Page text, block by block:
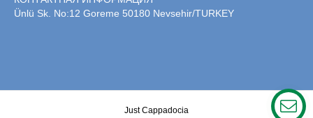
Ünlü Sk. No:12 Goreme 50180 Nevsehir/TURKEY
Just Cappadocia